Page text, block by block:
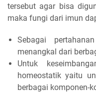
tersebut agar bisa
maka fungi dari imun
Sebagai
menangkal dari
Untuk
homeostatik yaitu
berbagai komponen-